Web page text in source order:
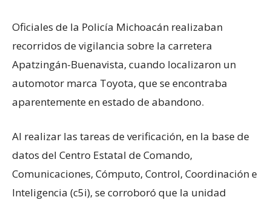
Oficiales de la Policía Michoacán realizaban
recorridos de vigilancia sobre la carretera
Apatzingán-Buenavista, cuando localizaron un
automotor marca Toyota, que se encontraba
aparentemente en estado de abandono.
Al realizar las tareas de verificación, en la base de
datos del Centro Estatal de Comando,
Comunicaciones, Cómputo, Control, Coordinación e
Inteligencia (c5i), se corroboró que la unidad